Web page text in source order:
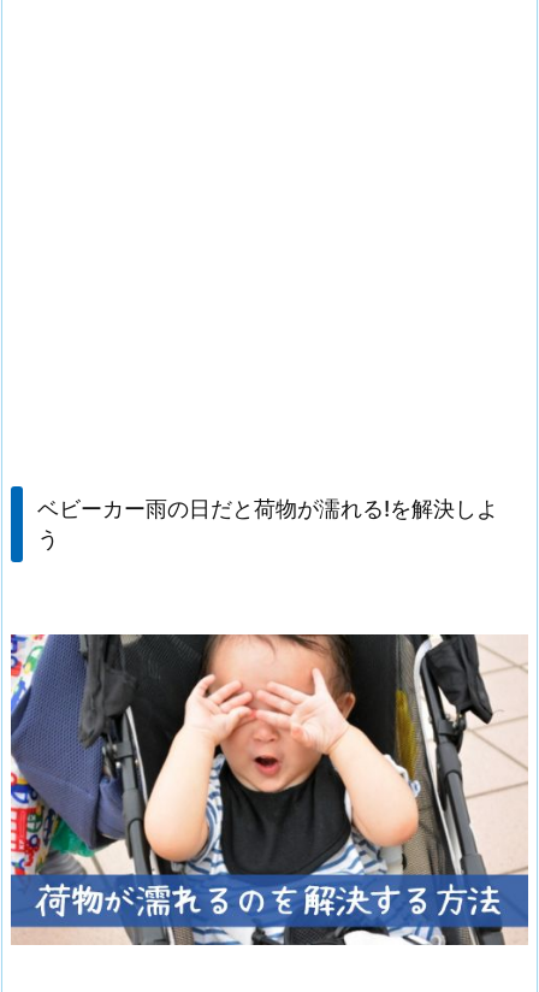
ベビーカー雨の日だと荷物が濡れる!を解決しよ
う